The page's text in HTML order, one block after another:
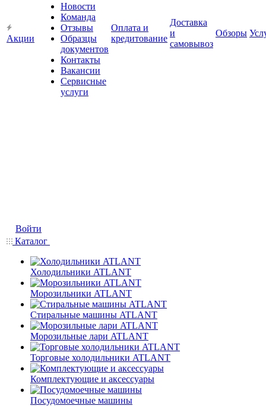
Акции
Новости
Команда
Отзывы
Образцы
документов
Контакты
Вакансии
Сервисные
услуги
Оплата и
кредитование
Доставка
и
самовывоз
Обзоры
Войти
Каталог
Холодильники ATLANT
Морозильники ATLANT
Стиральные машины ATLANT
Морозильные лари ATLANT
Торговые холодильники ATLANT
Комплектующие и аксессуары
Посудомоечные машины